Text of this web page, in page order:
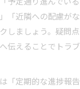
「近隣への配慮がな
しましょう。疑問
伝えることでトラ
「定期的な進捗報告